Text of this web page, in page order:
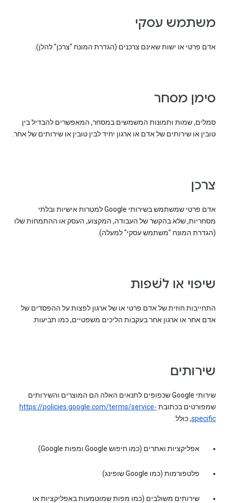
משתמש עסקי
אדם פרטי או ישות שאינם צרכנים (הגדרת המונח "צרכן" להלן).
סימן מסחר
סמלים, שמות ותמונות המשמשים במסחר, המאפשרים להבדיל בין
טובין או שירותים של אדם או ארגון יחיד לבין טובין או שירותים של אחר.
צרכן
אדם פרטי שמשתמש בשירותי Google למטרות אישיות ובלתי
מסחריות, שלא בהקשר של העבודה, המקצוע, העסק או ההתמחות שלו
(הגדרת המונח "משתמש עסקי" למעלה).
שיפוי או לשׁפות
התחייבות חוזית של אדם פרטי או של ארגון לפצות על ההפסדים של
אדם אחר או ארגון אחר בעקבות הליכים משפטיים, כמו תביעות.
שירותים
שירותי Google שכפופים לתנאים האלה הם המוצרים והשירותים
שמפורטים בכתובת https://policies.google.com/terms/service-
specific, כולל:
אפליקציות ואתרים (כמו חיפוש Google ומפות Google)
פלטפורמות (כמו Google שופינג)
שירותים משולבים (כמו מפות שמוטמעות באפליקציות או